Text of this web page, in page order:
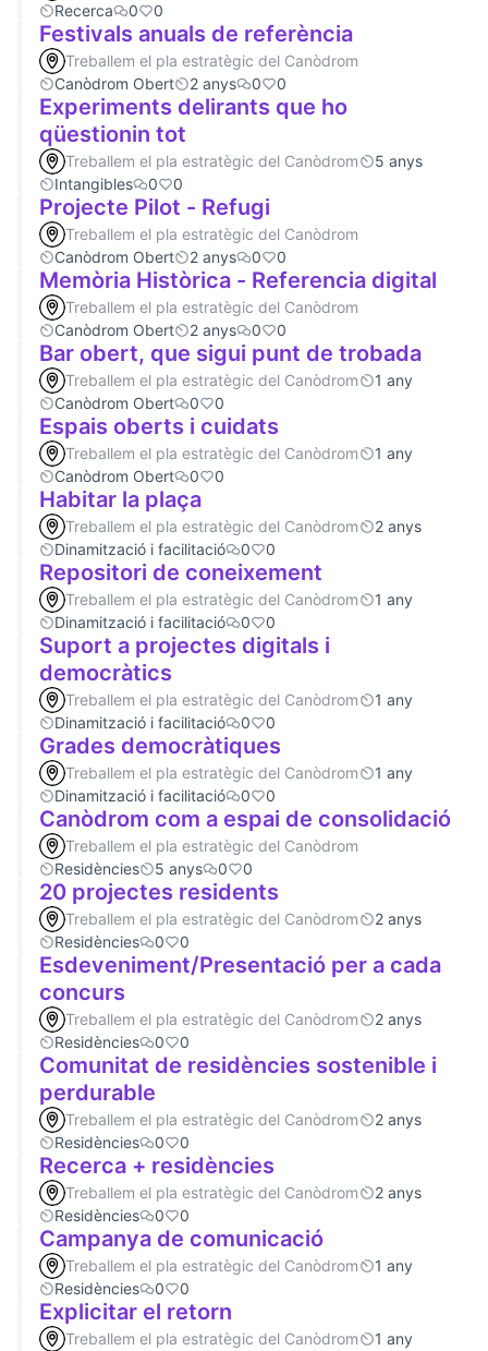
Recerca
0 0
Festivals anuals de referència
Treballem el pla estratègic del Canòdrom
Canòdrom Obert
2 anys 0 0
Experiments delirants que ho
qüestionin tot
Treballem el pla estratègic del Canòdrom
5 anys
Intangibles
0 0
Projecte Pilot - Refugi
Treballem el pla estratègic del Canòdrom
Canòdrom Obert
2 anys 0 0
Memòria Històrica - Referencia digital
Treballem el pla estratègic del Canòdrom
Canòdrom Obert
2 anys 0 0
Bar obert, que sigui punt de trobada
Treballem el pla estratègic del Canòdrom
1 any
Canòdrom Obert
0 0
Espais oberts i cuidats
Treballem el pla estratègic del Canòdrom
1 any
Canòdrom Obert
0 0
Habitar la plaça
Treballem el pla estratègic del Canòdrom
2 anys
Dinamització i facilitació
0 0
Repositori de coneixement
Treballem el pla estratègic del Canòdrom
1 any
Dinamització i facilitació
0 0
Suport a projectes digitals i
democràtics
Treballem el pla estratègic del Canòdrom
1 any
Dinamització i facilitació
0 0
Grades democràtiques
Treballem el pla estratègic del Canòdrom
1 any
Dinamització i facilitació
0 0
Canòdrom com a espai de consolidació
Treballem el pla estratègic del Canòdrom
Residències
5 anys 0 0
20 projectes residents
Treballem el pla estratègic del Canòdrom
2 anys
Residències
0 0
Esdeveniment/Presentació per a cada
concurs
Treballem el pla estratègic del Canòdrom
2 anys
Residències
0 0
Comunitat de residències sostenible i
perdurable
Treballem el pla estratègic del Canòdrom
2 anys
Residències
0 0
Recerca + residències
Treballem el pla estratègic del Canòdrom
2 anys
Residències
0 0
Campanya de comunicació
Treballem el pla estratègic del Canòdrom
1 any
Residències
0 0
Explicitar el retorn
Treballem el pla estratègic del Canòdrom
1 any